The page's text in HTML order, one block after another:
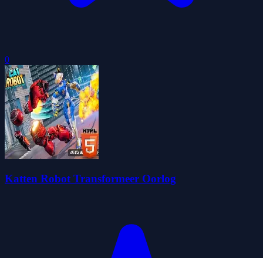
0
Katten Robot Transformeer Oorlog